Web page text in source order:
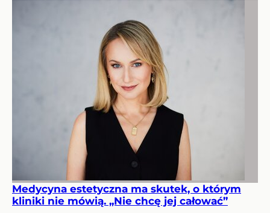
Medycyna estetyczna ma skutek, o którym
kliniki nie mówią. „Nie chcę jej całować”